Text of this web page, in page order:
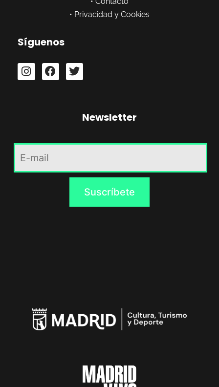
• Privacidad y Cookies
Síguenos
Newsletter